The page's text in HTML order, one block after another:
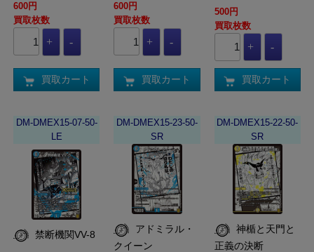
600円
買取枚数
買取カート
600円
買取枚数
買取カート
500円
買取枚数
買取カート
DM-DMEX15-07-50-
LE
禁断機関VV-8
DM-DMEX15-23-50-
SR
クイーン
DM-DMEX15-22-50-
SR
正義の決断